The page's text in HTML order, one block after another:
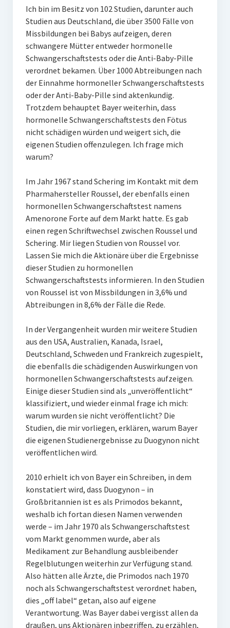
Ich bin im Besitz von 102 Studien, darunter auch
Studien aus Deutschland, die über 3500 Fälle von
Missbildungen bei Babys aufzeigen, deren
schwangere Mütter entweder hormonelle
Schwangerschaftstests oder die Anti-Baby-Pille
verordnet bekamen. Über 1000 Abtreibungen nach
der Einnahme hormoneller Schwangerschaftstests
oder der Anti-Baby-Pille sind aktenkundig.
Trotzdem behauptet Bayer weiterhin, dass
hormonelle Schwangerschaftstests den Fötus
nicht schädigen würden und weigert sich, die
eigenen Studien offenzulegen. Ich frage mich
warum?
Im Jahr 1967 stand Schering im Kontakt mit dem
Pharmahersteller Roussel, der ebenfalls einen
hormonellen Schwangerschaftstest namens
Amenorone Forte auf dem Markt hatte. Es gab
einen regen Schriftwechsel zwischen Roussel und
Schering. Mir liegen Studien von Roussel vor.
Lassen Sie mich die Aktionäre über die Ergebnisse
dieser Studien zu hormonellen
Schwangerschaftstests informieren. In den Studien
von Roussel ist von Missbildungen in 3,6% und
Abtreibungen in 8,6% der Fälle die Rede.
In der Vergangenheit wurden mir weitere Studien
aus den USA, Australien, Kanada, Israel,
Deutschland, Schweden und Frankreich zugespielt,
die ebenfalls die schädigenden Auswirkungen von
hormonellen Schwangerschaftstests aufzeigen.
Einige dieser Studien sind als „unveröffentlicht“
klassifiziert, und wieder einmal frage ich mich:
warum wurden sie nicht veröffentlicht? Die
Studien, die mir vorliegen, erklären, warum Bayer
die eigenen Studienergebnisse zu Duogynon nicht
veröffentlichen wird.
2010 erhielt ich von Bayer ein Schreiben, in dem
konstatiert wird, dass Duogynon – in
Großbritannien ist es als Primodos bekannt,
weshalb ich fortan diesen Namen verwenden
werde – im Jahr 1970 als Schwangerschaftstest
vom Markt genommen wurde, aber als
Medikament zur Behandlung ausbleibender
Regelblutungen weiterhin zur Verfügung stand.
Also hätten alle Ärzte, die Primodos nach 1970
noch als Schwangerschaftstest verordnet haben,
dies „off label“ getan, also auf eigene
Verantwortung. Was Bayer dabei vergisst allen da
draußen, uns Aktionären inbegriffen, zu erzählen,